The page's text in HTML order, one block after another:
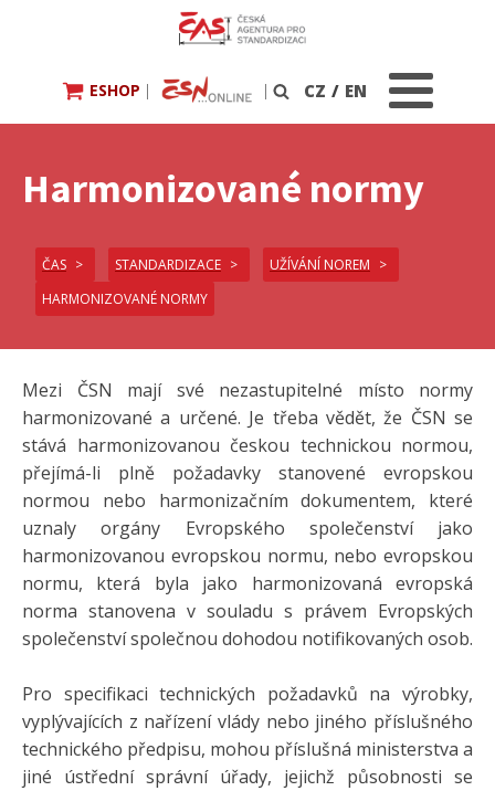
ESHOP | | Vyhledávání
CZ / EN
Harmonizované normy
ČAS STANDARDIZACE
UŽÍVÁNÍ NOREM
HARMONIZOVANÉ NORMY
Mezi ČSN mají své nezastupitelné místo normy
harmonizované a určené. Je třeba vědět, že ČSN se
stává harmonizovanou českou technickou normou,
přejímá-li plně požadavky stanovené evropskou
normou nebo harmonizačním dokumentem, které
uznaly orgány Evropského společenství jako
harmonizovanou evropskou normu, nebo evropskou
normu, která byla jako harmonizovaná evropská
norma stanovena v souladu s právem Evropských
společenství společnou dohodou notifikovaných osob.
Pro specifikaci technických požadavků na výrobky,
vyplývajících z nařízení vlády nebo jiného příslušného
technického předpisu, mohou příslušná ministerstva a
jiné ústřední správní úřady, jejichž působnosti se